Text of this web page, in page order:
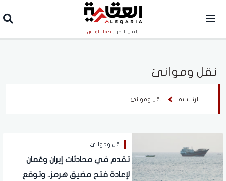
رئيس التحرير صفاء لويس
نقل وموانئ
الرئيسية نقل وموانئ
نقل وموانئ
تقدم في محادثات إيران وعُمان
لإعادة فتح مضيق هرمز.. وتوقع